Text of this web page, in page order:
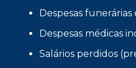
Despesas
Despesas médicas
Salários perdidos